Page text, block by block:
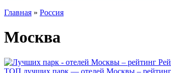
Главная » Россия
Москва
ТОП лучших парк — отелей Москвы –